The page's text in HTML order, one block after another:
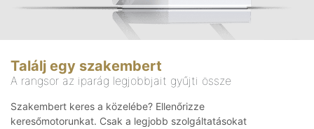
Találj egy szakembert
A rangsor az iparág legjobbjait gyűjti össze
Szakembert keres a közelébe? Ellenőrizze
keresőmotorunkat. Csak a legjobb szolgáltatásokat